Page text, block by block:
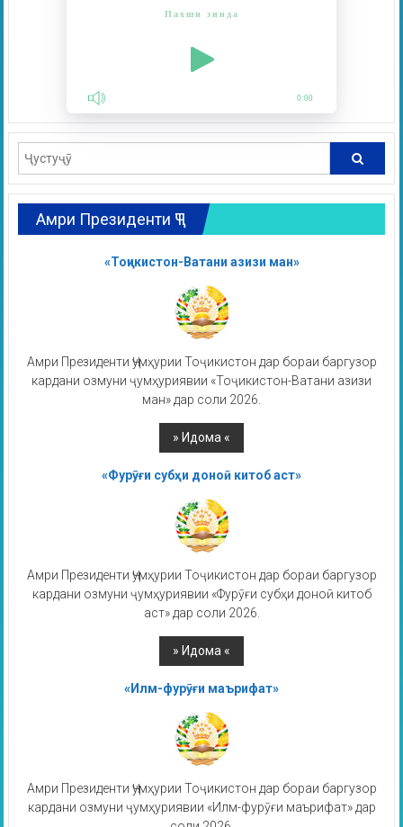
Пахши зинда
0:00
Амри Президенти ҶТ
«Тоҷикистон-Ватани азизи ман»
Амри Президенти Ҷумҳурии Тоҷикистон дар бораи баргузор
кардани озмуни ҷумҳуриявии «Тоҷикистон-Ватани азизи
ман» дар соли 2026.
«Фурӯғи субҳи доноӣ китоб аст»
Амри Президенти Ҷумҳурии Тоҷикистон дар бораи баргузор
кардани озмуни ҷумҳуриявии «Фурӯғи субҳи доноӣ китоб
аст» дар соли 2026.
«Илм-фурӯғи маърифат»
Амри Президенти Ҷумҳурии Тоҷикистон дар бораи баргузор
кардани озмуни ҷумҳуриявии «Илм-фурӯғи маърифат» дар